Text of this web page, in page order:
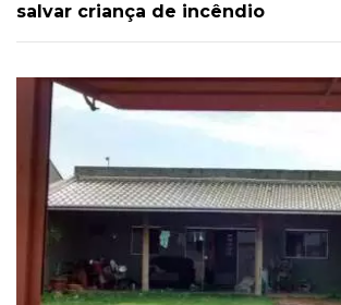
salvar criança de incêndio